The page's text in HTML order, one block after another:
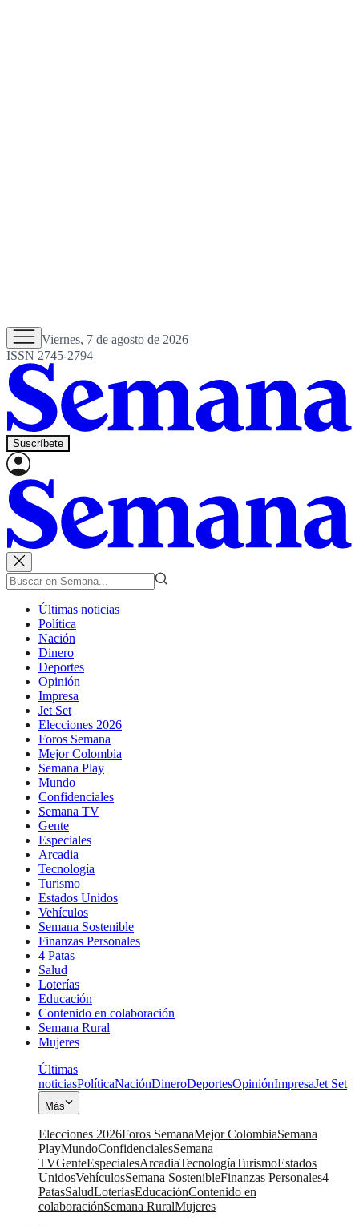
Viernes, 7 de agosto de 2026
ISSN 2745-2794
Suscríbete
Últimas noticias
Política
Nación
Dinero
Deportes
Opinión
Impresa
Jet Set
Elecciones 2026
Foros Semana
Mejor Colombia
Semana Play
Mundo
Confidenciales
Semana TV
Gente
Especiales
Arcadia
Tecnología
Turismo
Estados Unidos
Vehículos
Semana Sostenible
Finanzas Personales
4 Patas
Salud
Loterías
Educación
Contenido en colaboración
Semana Rural
Mujeres
Últimas
noticiasPolíticaNaciónDineroDeportesOpiniónImpresaJet Set
Más
Elecciones 2026Foros SemanaMejor ColombiaSemana
PlayMundoConfidencialesSemana
TVGenteEspecialesArcadiaTecnologíaTurismoEstados
UnidosVehículosSemana SostenibleFinanzas Personales4
PatasSaludLoteríasEducaciónContenido en
colaboraciónSemana RuralMujeres